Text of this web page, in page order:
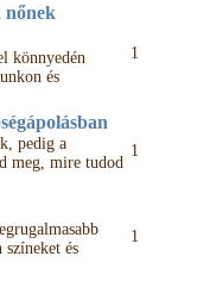
nőnek
könnyedén
és
1
pedig a
meg, mire tudod
1
és
1